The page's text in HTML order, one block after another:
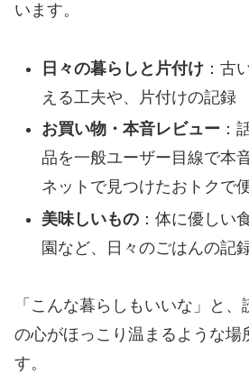
います。
日々の暮らしと片付け：古
える工夫や、片付けの記録
お買い物・本音レビュー：
品を一般ユーザー目線で本
ネットで見つけたおトクで
美味しいもの：体に優しい
園など、日々のごはんの記
「こんな暮らしもいいな」と
の心がほっこり温まるような場
す。